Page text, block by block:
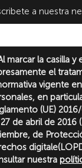
a nuestra
marcar la casilla y
el
vigente
en
(UE)
de abril de 2016
de
nuestra